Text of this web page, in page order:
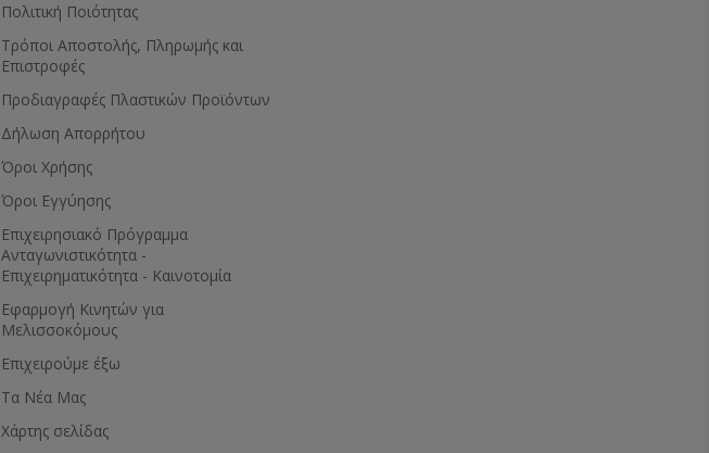
Πολιτική Ποιότητας
Τρόποι Αποστολής, Πληρωμής και
Επιστροφές
Προδιαγραφές Πλαστικών Προϊόντων
Δήλωση Απορρήτου
Όροι Χρήσης
Όροι Εγγύησης
Eπιχειρησιακό Πρόγραμμα
Ανταγωνιστικότητα -
Επιχειρηματικότητα - Καινοτομία
Εφαρμογή Κινητών για
Μελισσοκόμους
Επιχειρούμε έξω
Τα Νέα Μας
Χάρτης σελίδας